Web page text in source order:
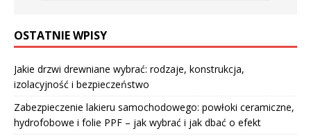
OSTATNIE WPISY
Jakie drzwi drewniane wybrać: rodzaje, konstrukcja,
izolacyjność i bezpieczeństwo
Zabezpieczenie lakieru samochodowego: powłoki ceramiczne,
hydrofobowe i folie PPF – jak wybrać i jak dbać o efekt